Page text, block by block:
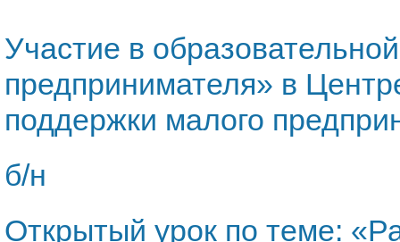
Участие в
предпринимателя» в
поддержки малого
б/н
Открытый урок по теме: